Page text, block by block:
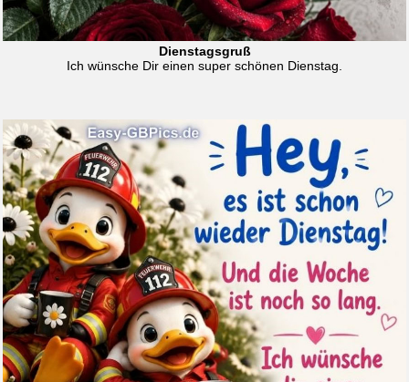
Dienstagsgruß
Ich wünsche Dir einen super schönen Dienstag.